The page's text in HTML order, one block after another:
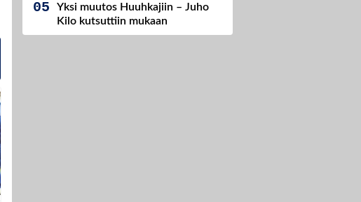
Yksi muutos Huuhkajiin – Juho
Kilo kutsuttiin mukaan